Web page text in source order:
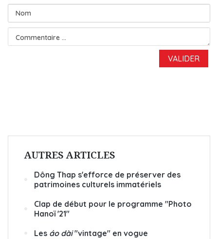
AUTRES ARTICLES
Dông Thap s'efforce de préserver des
patrimoines culturels immatériels
Clap de début pour le programme "Photo
Hanoï '21"
Les áo dài"vintage" en vogue